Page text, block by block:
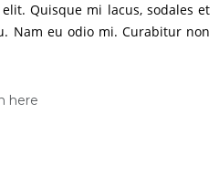
Quisque mi lacus, sodales et
Nam eu odio mi. Curabitur non
here